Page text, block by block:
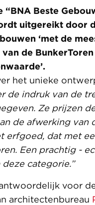
“BNA Beste
uitgereikt door
‘met de
de
het unieke
de indruk van de
Ze prijzen
de afwerking van
erfgoed, dat met
Een prachtig -
categorie.”
voor
architectenbureau